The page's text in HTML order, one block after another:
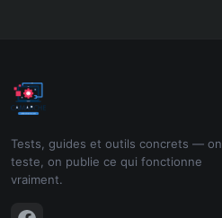
Tests, guides et outils concrets — on
teste, on publie ce qui fonctionne
vraiment.